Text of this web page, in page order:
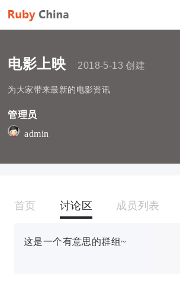
电影上映 2018-5-13 创建
为大家带来最新的电影资讯
管理员
admin
首页 讨论区 成员列表
这是一个有意思的群组~